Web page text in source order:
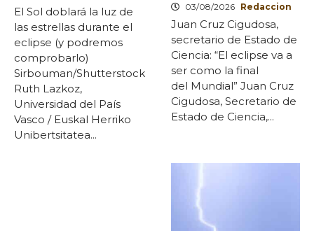
El Sol doblará la luz de
las estrellas durante el
eclipse (y podremos
comprobarlo)
Sirbouman/Shutterstock
Ruth Lazkoz,
Universidad del País
Vasco / Euskal Herriko
Unibertsitatea...
03/08/2026 Redaccion
Juan Cruz Cigudosa,
secretario de Estado de
Ciencia: “El eclipse va a
ser como la final
del Mundial” Juan Cruz
Cigudosa, Secretario de
Estado de Ciencia,...